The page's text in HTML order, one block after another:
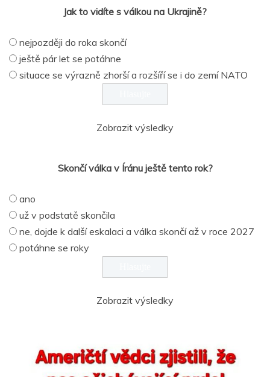
Jak to vidíte s válkou na Ukrajině?
nejpozději do roka skončí
ještě pár let se potáhne
situace se výrazně zhorší a rozšíří se i do zemí NATO
Zobrazit výsledky
Skončí válka v Íránu ještě tento rok?
ano
už v podstatě skončila
ne, dojde k další eskalaci a válka skončí až v roce 2027
potáhne se roky
Zobrazit výsledky